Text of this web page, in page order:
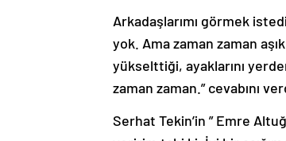
Arkadaşlarımı görmek
yok. Ama zaman zaman
yükselttiği, ayaklarını
zaman zaman.” cevabını
Serhat Tekin’in ” Emre